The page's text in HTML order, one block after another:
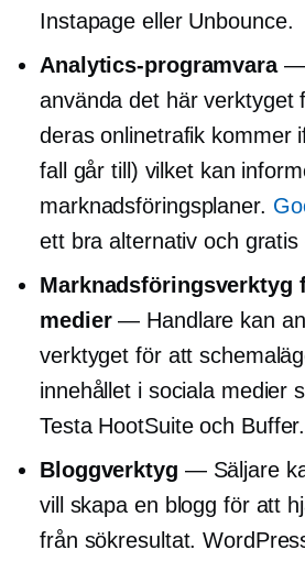
Instapage eller Unbounce.
Analytics-programvara—
använda det här verktyget
deras onlinetrafik kommer
fall går till) vilket kan
marknadsföringsplaner.
ett bra alternativ och gratis
Marknadsföringsverktyg
medier— Handlare kan
verktyget för att
innehållet i sociala medier
Testa HootSuite och Buffer.
Bloggverktyg — Säljare
vill skapa en blogg för att
från sökresultat.